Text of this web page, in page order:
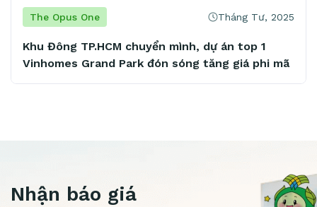
Tháng Tư, 2025
dự án top 1
tăng giá phi mã
The Opus One
The Opus One – Lựa chọn
quận 1
Nhận báo giá